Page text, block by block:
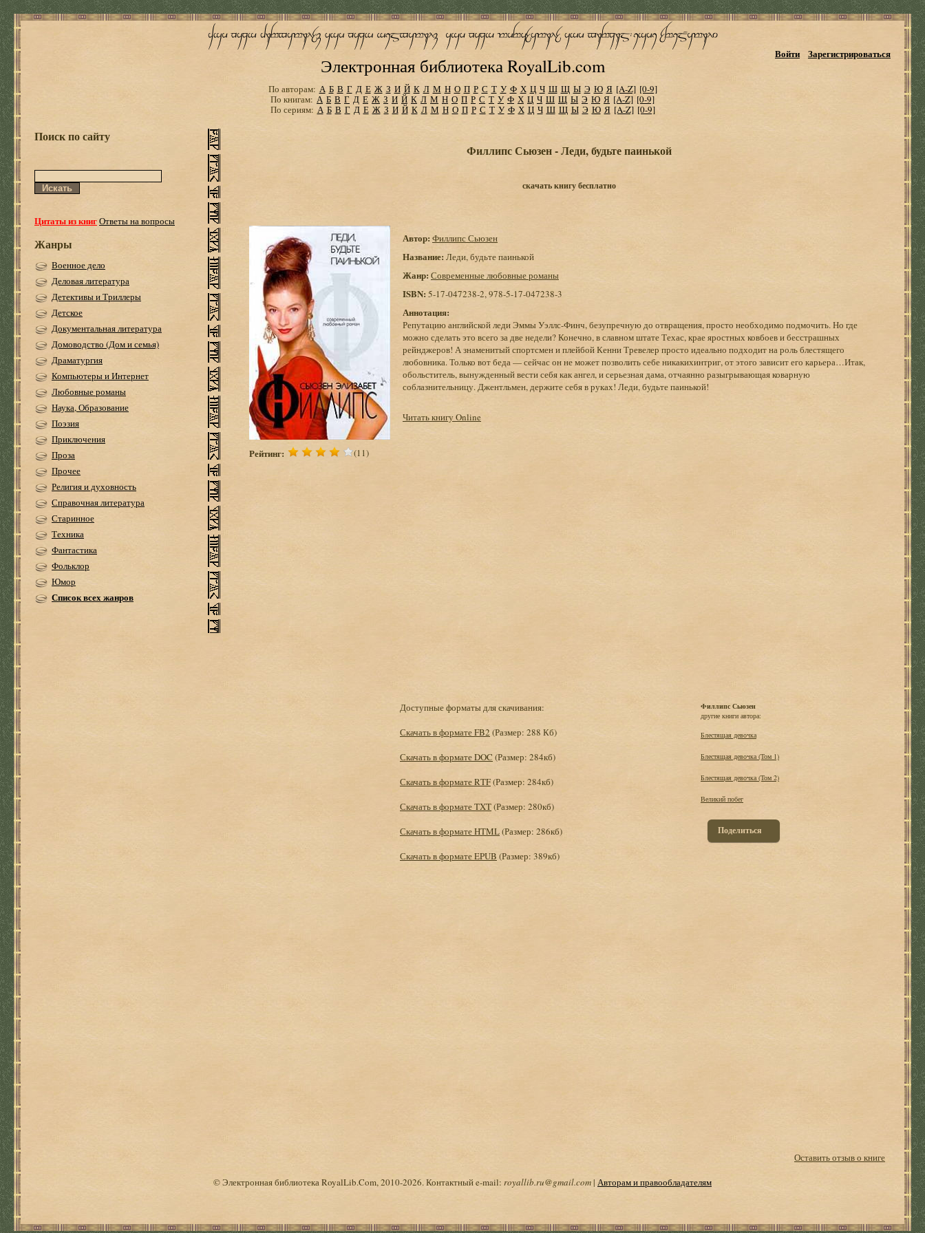
Электронная библиотека RoyalLib.com
Войти Зарегистрироваться
По авторам: А Б В Г Д Е Ж З И Й К Л М Н О П Р С Т У Ф Х Ц Ч Ш Щ Ы Э Ю Я [A-Z] [0-9]
По книгам: А Б В Г Д Е Ж З И Й К Л М Н О П Р С Т У Ф Х Ц Ч Ш Щ Ы Э Ю Я [A-Z] [0-9]
По сериям: А Б В Г Д Е Ж З И Й К Л М Н О П Р С Т У Ф Х Ц Ч Ш Щ Ы Э Ю Я [A-Z] [0-9]
Поиск по сайту
Цитаты из книгОтветы на вопросы
Жанры
Военное дело
Деловая литература
Детективы и Триллеры
Детское
Документальная литература
Домоводство (Дом и семья)
Драматургия
Компьютеры и Интернет
Любовные романы
Наука, Образование
Поэзия
Приключения
Проза
Прочее
Религия и духовность
Справочная литература
Старинное
Техника
Фантастика
Фольклор
Юмор
Список всех жанров
Филлипс Сьюзен - Леди, будьте паинькой
скачать книгу бесплатно
Рейтинг: (11)
Автор: Филлипс Сьюзен
Название: Леди, будьте паинькой
Жанр: Современные любовные романы
ISBN: 5-17-047238-2, 978-5-17-047238-3
Аннотация:
Репутацию английской леди Эммы Уэллс-Финч, безупречную до отвращения, просто необходимо подмочить. Но где
можно сделать это всего за две недели? Конечно, в славном штате Техас, крае яростных ковбоев и бесстрашных
рейнджеров! А знаменитый спортсмен и плейбой Кенни Тревелер просто идеально подходит на роль блестящего
любовника. Только вот беда — сейчас он не может позволить себе никакихинтриг, от этого зависит его карьера…Итак,
обольститель, вынужденный вести себя как ангел, и серьезная дама, отчаянно разыгрывающая коварную
соблазнительницу. Джентльмен, держите себя в руках! Леди, будьте паинькой!
Читать книгу Online
Доступные форматы для скачивания:
Скачать в формате FB2 (Размер: 288 Кб)
Скачать в формате DOC (Размер: 284кб)
Скачать в формате RTF(Размер: 284кб)
Скачать в формате TXT(Размер: 280кб)
Скачать в формате HTML(Размер: 286кб)
Скачать в формате EPUB (Размер: 389кб)
Филлипс Сьюзен
другие книги автора:
Блестящая девочка
Блестящая девочка (Том 1)
Блестящая девочка (Том 2)
Великий побег
Поделиться
Оставить отзыв о книге
© Электронная библиотека RoyalLib.Com, 2010-2026. Контактный e-mail: royallib.ru@gmail.com| Авторам и правообладателям